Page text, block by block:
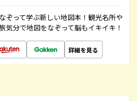
ぞって学ぶ新しい地図本！観光名所や
気分で地図をなぞって脳もイキイキ！
詳細を見る